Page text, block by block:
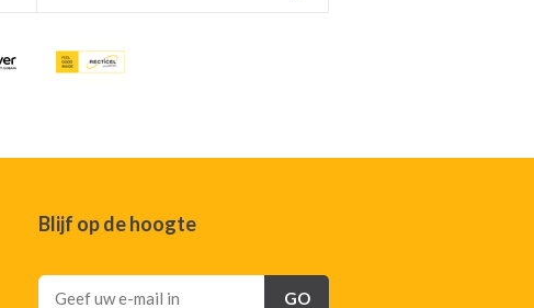
Blijf op de hoogte